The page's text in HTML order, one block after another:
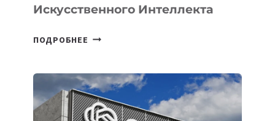
Искусственного Интеллекта
ПОДРОБНЕЕ В
ПРИОРИТЕТНЫЕ
ЗАДАЧИ
ПО